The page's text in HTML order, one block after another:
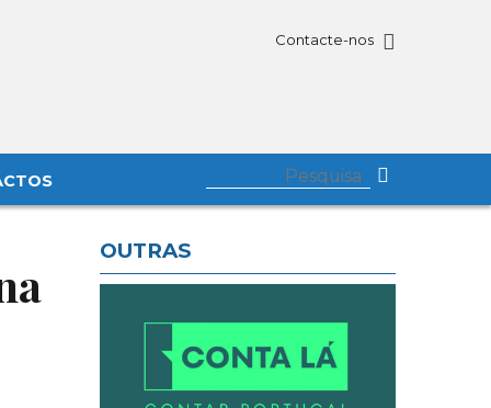
Contacte-nos
OUTRAS